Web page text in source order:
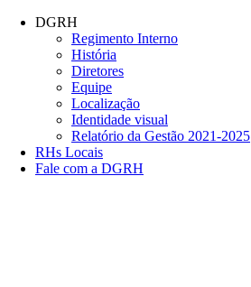
Conteúdo principal
DGRH
Regimento Interno
História
Diretores
Equipe
Localização
Identidade visual
Relatório da Gestão 2021-2025
RHs Locais
Fale com a DGRH